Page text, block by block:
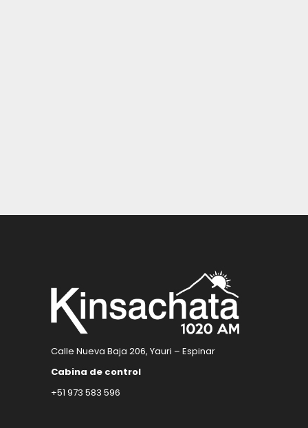
Calle Nueva Baja 206, Yauri – Espinar
Cabina de control
+51 973 583 596